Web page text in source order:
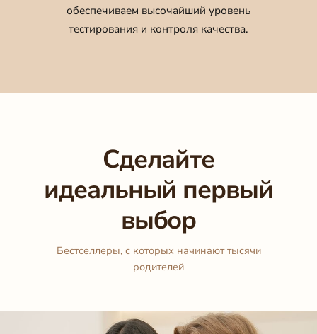
обеспечиваем высочайший уровень
тестирования и контроля качества.
Сделайте
идеальный первый
выбор
Бестселлеры, с которых начинают тысячи
родителей